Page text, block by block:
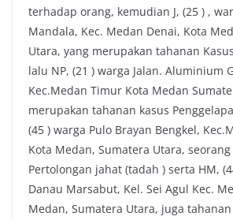
terhadap orang, kemudian J, (25 ) ,
Mandala, Kec. Medan Denai, Kota
Utara, yang merupakan tahanan
lalu NP, (21 ) warga Jalan. Aluminium
Kec.Medan Timur Kota Medan
merupakan tahanan kasus
(45 ) warga Pulo Brayan Bengkel,
Kota Medan, Sumatera Utara,
Pertolongan jahat (tadah ) serta HM,
Danau Marsabut, Kel. Sei Agul Kec.
Medan, Sumatera Utara, juga tahanan